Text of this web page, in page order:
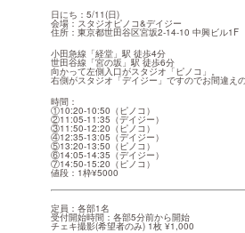
日にち：5/11(日)
会場：スタジオピノコ&デイジー
住所：東京都世田谷区宮坂2-14-10 中興ビル1F
小田急線「経堂」駅 徒歩4分
世田谷線「宮の坂」駅 徒歩6分
向かって左側入口がスタジオ「ピノコ」。
右側がスタジオ「デイジー」ですのでお間違え
時間：
①10:20-10:50（ピノコ）
②11:05-11:35（デイジー）
③11:50-12:20（ピノコ）
④12:35-13:05（デイジー）
⑤13:20-13:50（ピノコ）
⑥14:05-14:35（デイジー）
⑦14:50-15:20（ピノコ）
値段：1枠¥5000
定員：各部1名
受付開始時間：各部5分前から開始
チェキ撮影(希望者のみ) 1枚 ¥1,000